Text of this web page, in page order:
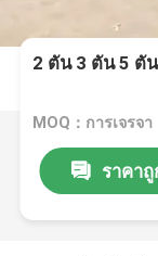
2 ตัน 3 ตัน 5 ตั
MOQ：การเจรจา
ราคา